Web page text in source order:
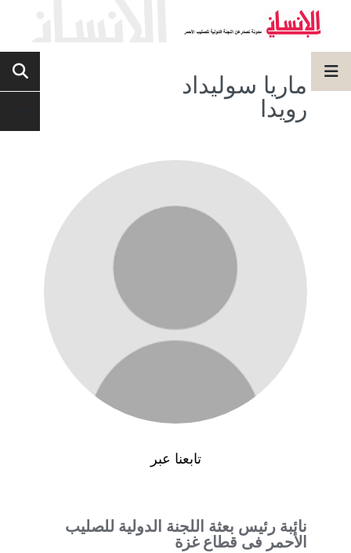
ماريا سوليداد
رويدا
تابعنا عبر
نائبة رئيس بعثة اللجنة الدولية للصليب
الأحمر فى قطاع غزة